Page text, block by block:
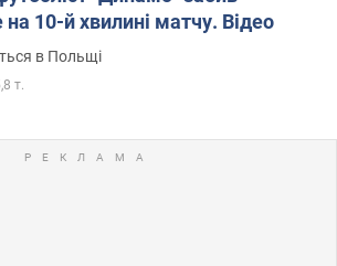
10-й хвилині матчу. Відео
в Польщі
т.